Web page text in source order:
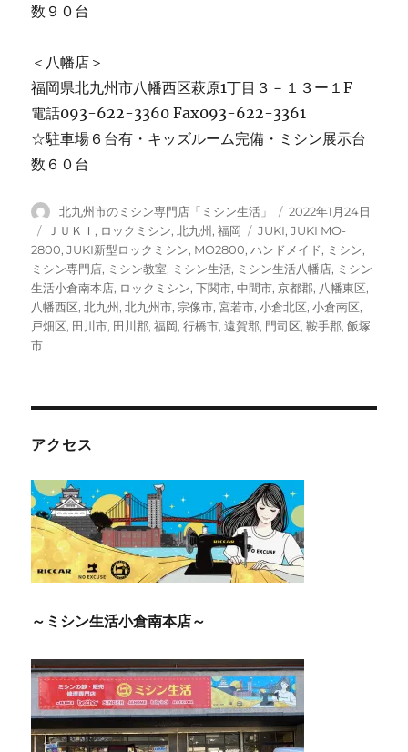
数９０台
＜八幡店＞
福岡県北九州市八幡西区萩原1丁目３－１３ー１F
電話093-622-3360 Fax093-622-3361
☆駐車場６台有・キッズルーム完備・ミシン展示台
数６０台
投
稿
者
北九州市のミシン専門店「ミシン生活」
投
稿
日:
2022年1月24日
カ
テ
ゴ
リ
ー
ＪＵＫＩ , ロックミシン,北九州 ,福岡
タ
グ
JUKI,JUKI MO-
2800,JUKI新型ロックミシン, MO2800,ハンドメイド, ミシン,
ミシン専門店, ミシン教室, ミシン生活, ミシン生活八幡店, ミシン
生活小倉南本店, ロックミシン,下関市,中間市,京都郡, 八幡東区,
八幡西区,北九州 ,北九州市, 宗像市,宮若市,小倉北区,小倉南区,
戸畑区, 田川市, 田川郡,福岡,行橋市,遠賀郡, 門司区,鞍手郡,飯塚
市
アクセス
～ミシン生活小倉南本店～